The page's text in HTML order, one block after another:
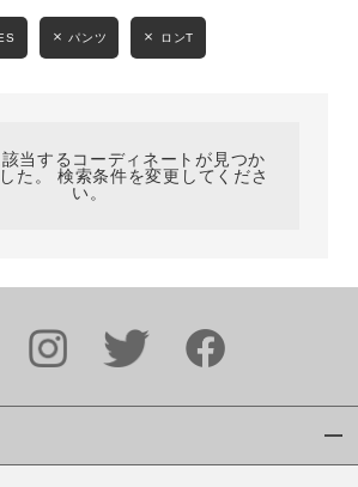
パンツ ロンT
当するコーディネートが見つか
た。 検索条件を変更してくださ
い。